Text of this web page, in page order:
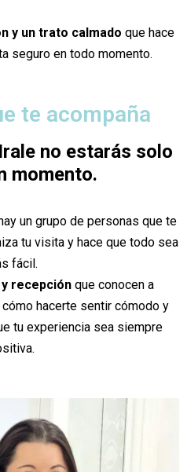
y un trato calmado que hace
seguro en todo momento.
te acompaña
no estarás solo
momento.
un grupo de personas que te
tu visita y hace que todo sea
fácil.
recepción que conocen a
hacerte sentir cómodo y
tu experiencia sea siempre